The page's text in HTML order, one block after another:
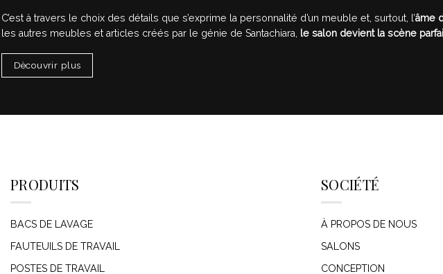
C’est à travers le choix des détails que s’exprime la personnalité d’un meuble et, surtout, l’âme
les autres meubles et articles créés par le génie de Santachiara,
le salon devient la scène
Dècouvrir plus
PRODUITS
BACS DE LAVAGE
FAUTEUILS DE TRAVAIL
POSTES DE TRAVAIL
SOCIÉTÉ
À PROPOS DE NOUS
SALONS
CONCEPTION